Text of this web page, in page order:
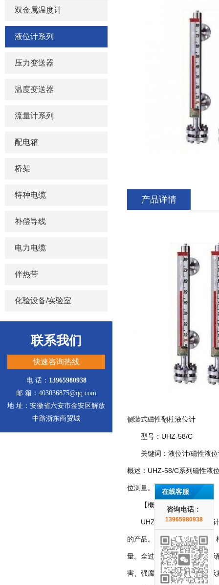
双金属温度计
液位计系列
压力变送器
温度变送器
流量计系列
配电箱
桥架
特种电缆
补偿导线
电力电缆
伴热带
化验设备/实验室
联系我们
快速咨询热线
电 话： 13965980938
邮 箱：403036875@qq.com
地 址：安徽省六安市金安区解放
中路浙东商贸城
产品详情
侧装式磁性翻柱液位计
型号：UHZ-58/C
关键词：液位计/磁性液位
概述：UHZ-58/C系列磁性液
位测量。
【概述】：
UHZ-58/C系列磁性液位计
的产品。可用于各种塔、罐
量。全过程测量无盲区，显
害、强腐蚀性介质，更能显
在线客服
咨询电话：
13965980938